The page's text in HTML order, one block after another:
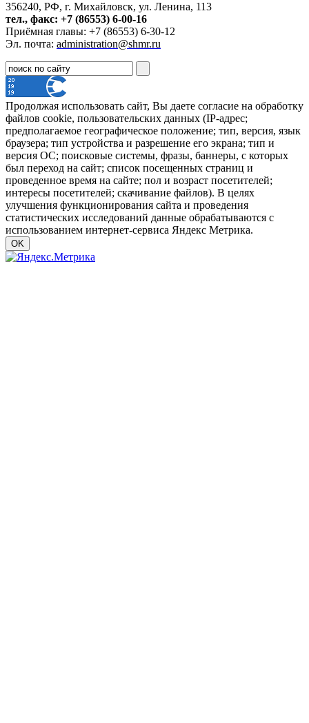
356240, РФ, г. Михайловск, ул. Ленина, 113
тел., факс: +7 (86553) 6-00-16
Приёмная главы: +7 (86553) 6-30-12
Эл. почта: administration@shmr.ru
Продолжая использовать сайт, Вы даете согласие на обработку
файлов cookie, пользовательских данных (IP-адрес;
предполагаемое географическое положение; тип, версия, язык
браузера; тип устройства и разрешение его экрана; тип и
версия ОС; поисковые системы, фразы, баннеры, с которых
был переход на сайт; список посещенных страниц и
проведенное время на сайте; пол и возраст посетителей;
интересы посетителей; скачивание файлов). В целях
улучшения функционирования сайта и проведения
статистических исследований данные обрабатываются с
использованием интернет-сервиса Яндекс Метрика.
OK